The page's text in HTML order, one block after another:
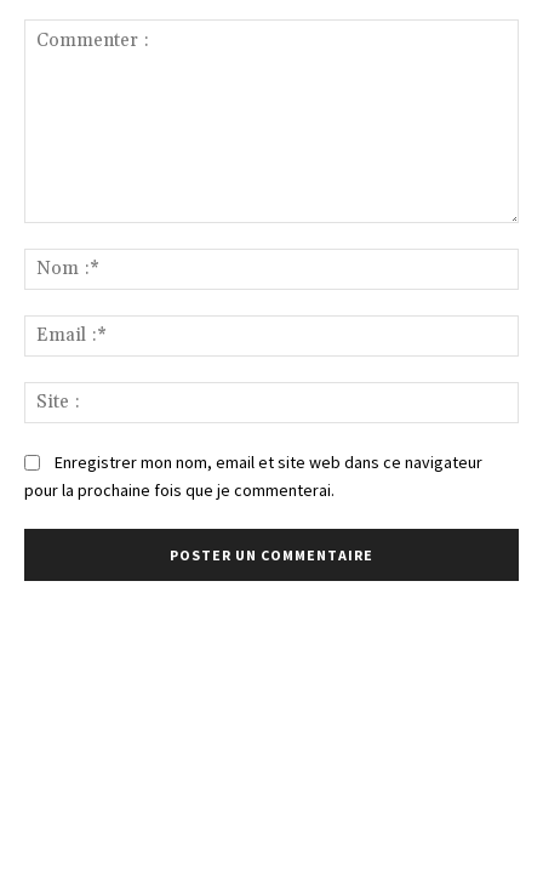
:*
:*
:
Enregistrer mon nom, email et site web dans ce navigateur
pour la prochaine fois que je commenterai.